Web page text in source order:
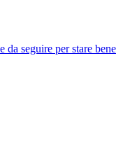
da seguire per stare bene